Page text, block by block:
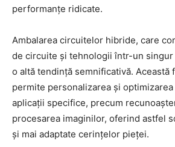
performanțe ridicate.
Ambalarea circuitelor hibride, care
de circuite și tehnologii într-un
o altă tendință semnificativă. Această
permite personalizarea și
aplicații specifice, precum
procesarea imaginilor, oferind astfel
și mai adaptate cerințelor pieței.